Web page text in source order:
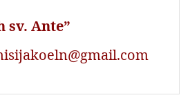
sv. Ante”